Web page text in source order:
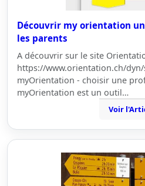
Découvrir my orientation
les parents
A découvrir sur le site
https://www.orientation.ch/dyn/
myOrientation - choisir une
myOrientation est un outil…
Voir